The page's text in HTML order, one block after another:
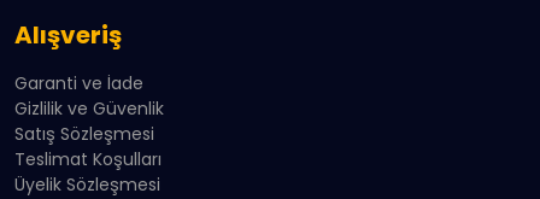
Alışveriş
Garanti ve İade
Gizlilik ve Güvenlik
Satış Sözleşmesi
Teslimat Koşulları
Üyelik Sözleşmesi